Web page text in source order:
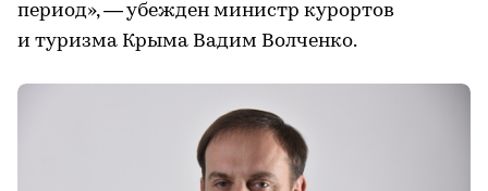
период», — убежден министр курортов
и туризма Крыма Вадим Волченко.